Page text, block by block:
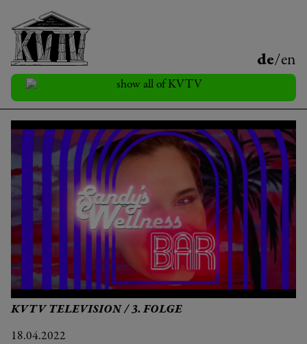
de/en
KVTV TELEVISION / 3. FOLGE
18.04.2022